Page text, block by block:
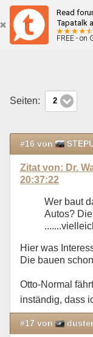
Read
Tapatalk
FREE - on
Seiten: 2
#16 von
Zitat von: Dr.
20:37:22
Wer baut
Autos?
Hier was
Die bauen
Otto-Normal
inständig, dass
#17 von